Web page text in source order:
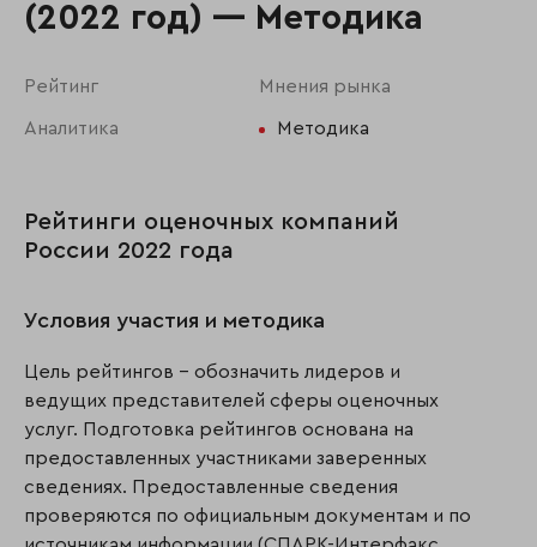
(2022 год) — Методика
Рейтинг Мнения рынка
Аналитика Методика
Рейтинги оценочных компаний
России 2022 года
Условия участия и методика
Цель рейтингов – обозначить лидеров и
ведущих представителей сферы оценочных
услуг. Подготовка рейтингов основана на
предоставленных участниками заверенных
сведениях. Предоставленные сведения
проверяются по официальным документам и по